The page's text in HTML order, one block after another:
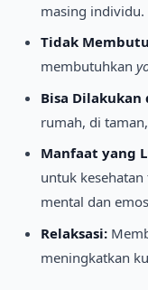
masing individu.
Tidak
membutuhkan
Bisa Dilakukan
rumah, di
Manfaat yang
untuk
mental dan
Relaksasi:
meningkatkan